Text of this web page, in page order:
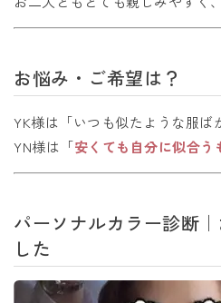
お悩み・ご希望は？
YK様は「いつも似たような服ば
YN様は「安くても自分に似合う
パーソナルカラー診断
した